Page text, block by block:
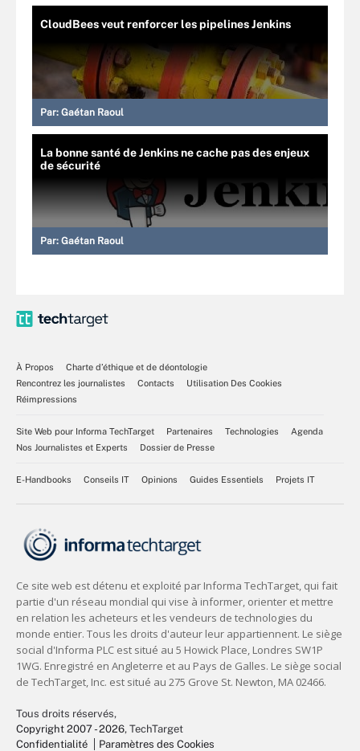
CloudBees veut renforcer les pipelines Jenkins
Par: Gaétan Raoul
La bonne santé de Jenkins ne cache pas des enjeux
de sécurité
Par: Gaétan Raoul
À Propos
Charte d’éthique et de déontologie
Rencontrez les journalistes
Contacts
Utilisation Des Cookies
Réimpressions
Site Web pour Informa TechTarget Partenaires Technologies
Agenda
Nos Journalistes et Experts
Dossier de Presse
E-Handbooks Conseils IT Opinions Guides Essentiels Projets IT
Tous droits réservés,
Copyright 2007 - 2026, TechTarget
Confidentialité
Paramètres des Cookies